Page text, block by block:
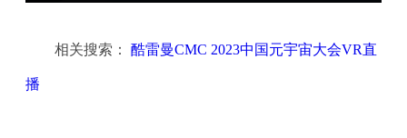
相关搜索： 酷雷曼CMC 2023中国元宇宙大会VR直
播